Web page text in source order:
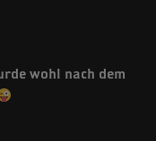
wohl nach dem